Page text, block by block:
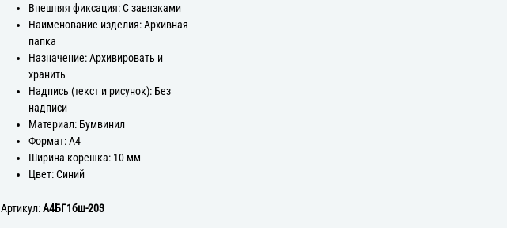
Внешняя фиксация: С завязками
Наименование изделия: Архивная
папка
Назначение: Архивировать и
хранить
Надпись (текст и рисунок): Без
надписи
Материал: Бумвинил
Формат: А4
Ширина корешка: 10 мм
Цвет: Синий
Артикул:А4БГ1бш-203